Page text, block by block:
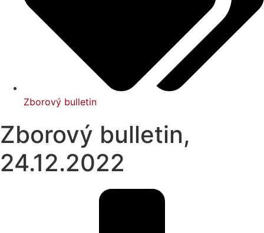
Zborový bulletin
Zborový bulletin,
24.12.2022